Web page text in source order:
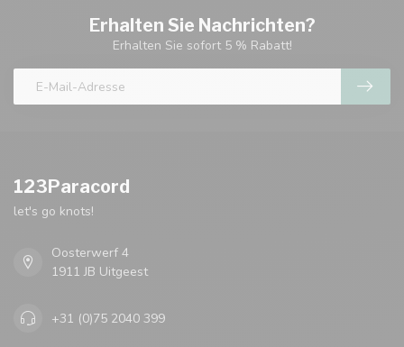
Erhalten Sie Nachrichten?
Erhalten Sie sofort 5 % Rabatt!
123Paracord
let's go knots!
Oosterwerf 4
1911 JB Uitgeest
+31 (0)75 2040 399